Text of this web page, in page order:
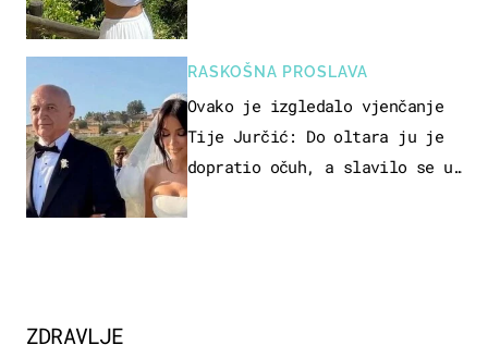
RASKOŠNA PROSLAVA
Ovako je izgledalo vjenčanje
Tije Jurčić: Do oltara ju je
dopratio očuh, a slavilo se uz
ZDRAVLJE